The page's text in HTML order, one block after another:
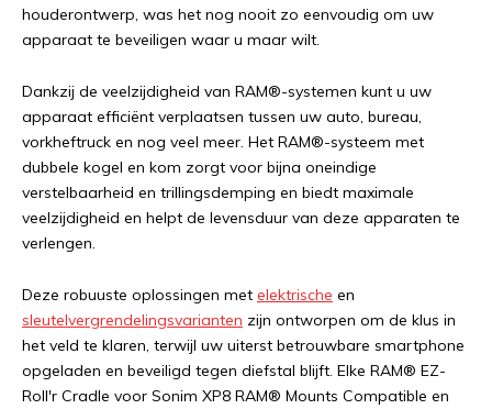
houderontwerp, was het nog nooit zo eenvoudig om uw
apparaat te beveiligen waar u maar wilt.
Dankzij de veelzijdigheid van RAM®-systemen kunt u uw
apparaat efficiënt verplaatsen tussen uw auto, bureau,
vorkheftruck en nog veel meer. Het RAM®-systeem met
dubbele kogel en kom zorgt voor bijna oneindige
verstelbaarheid en trillingsdemping en biedt maximale
veelzijdigheid en helpt de levensduur van deze apparaten te
verlengen.
Deze robuuste oplossingen met elektrische en
sleutelvergrendelingsvarianten zijn ontworpen om de klus in
het veld te klaren, terwijl uw uiterst betrouwbare smartphone
opgeladen en beveiligd tegen diefstal blijft. Elke RAM® EZ-
Roll'r Cradle voor Sonim XP8 RAM® Mounts Compatible en